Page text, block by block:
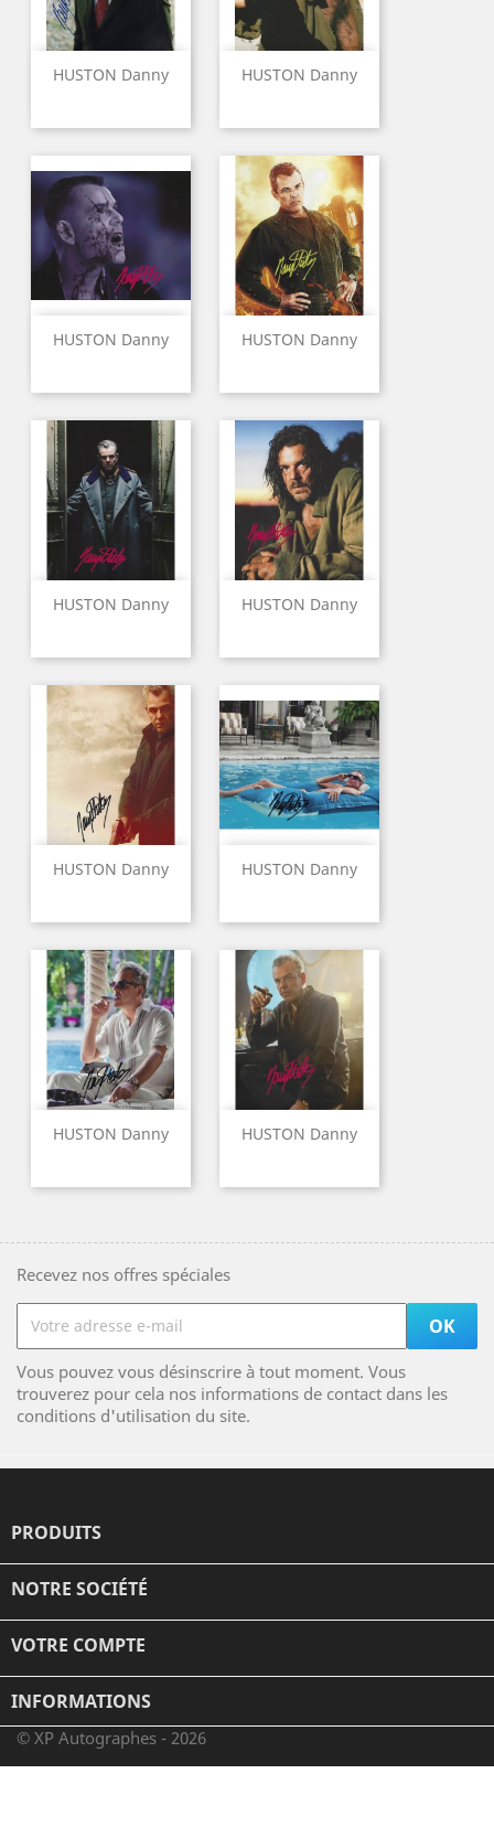
HUSTON Danny HUSTON Danny
HUSTON Danny HUSTON Danny
HUSTON Danny HUSTON Danny
HUSTON Danny HUSTON Danny
HUSTON Danny HUSTON Danny
Recevez nos offres spéciales
Vous pouvez vous désinscrire à tout moment. Vous
trouverez pour cela nos informations de contact dans les
conditions d'utilisation du site.
PRODUITS
NOTRE SOCIÉTÉ
VOTRE COMPTE
INFORMATIONS
© XP Autographes - 2026